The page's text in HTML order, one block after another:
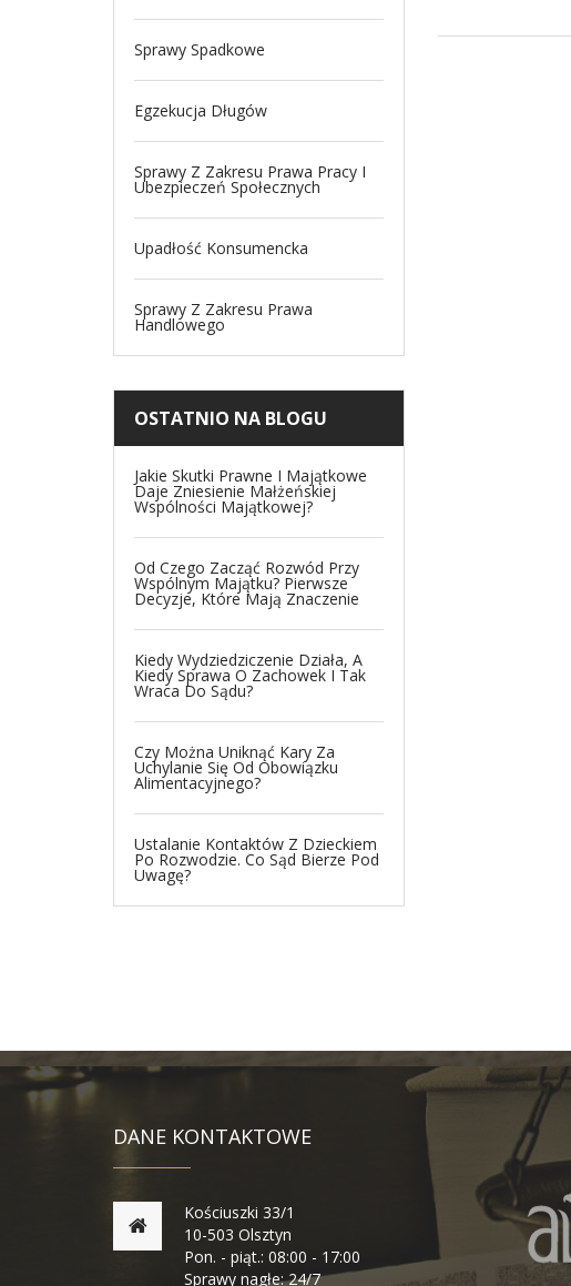
Sprawy Spadkowe
Egzekucja Długów
Sprawy Z Zakresu Prawa Pracy I
Ubezpieczeń Społecznych
Upadłość Konsumencka
Sprawy Z Zakresu Prawa
Handlowego
OSTATNIO NA BLOGU
Jakie Skutki Prawne I Majątkowe
Daje Zniesienie Małżeńskiej
Wspólności Majątkowej?
Od Czego Zacząć Rozwód Przy
Wspólnym Majątku? Pierwsze
Decyzje, Które Mają Znaczenie
Kiedy Wydziedziczenie Działa, A
Kiedy Sprawa O Zachowek I Tak
Wraca Do Sądu?
Czy Można Uniknąć Kary Za
Uchylanie Się Od Obowiązku
Alimentacyjnego?
Ustalanie Kontaktów Z Dzieckiem
Po Rozwodzie. Co Sąd Bierze Pod
Uwagę?
DANE KONTAKTOWE
Kościuszki 33/1
10-503 Olsztyn
Pon. - piąt.: 08:00 - 17:00
Sprawy nagłe: 24/7